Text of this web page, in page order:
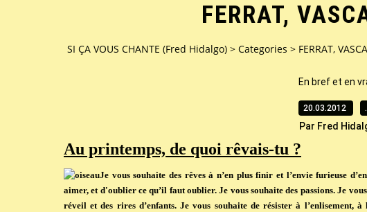
FERRAT,
SI ÇA VOUS CHANTE (Fred Hidalgo) > Categories > FERRAT,
En bref et en
20.03.2012
Par Fred
Au printemps, de quoi rêvais-tu ?
Je vous souhaite des rêves à n’en plus finir et l’envie furieuse
aimer, et d'oublier ce qu’il faut oublier. Je vous souhaite des passions. Je
réveil et des rires d’enfants. Je vous souhaite de résister à l’enlisement,